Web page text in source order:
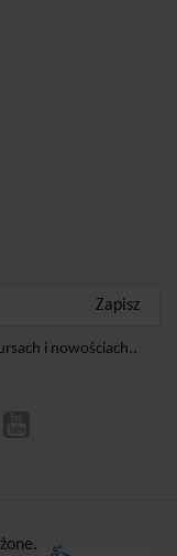
i nowościach..